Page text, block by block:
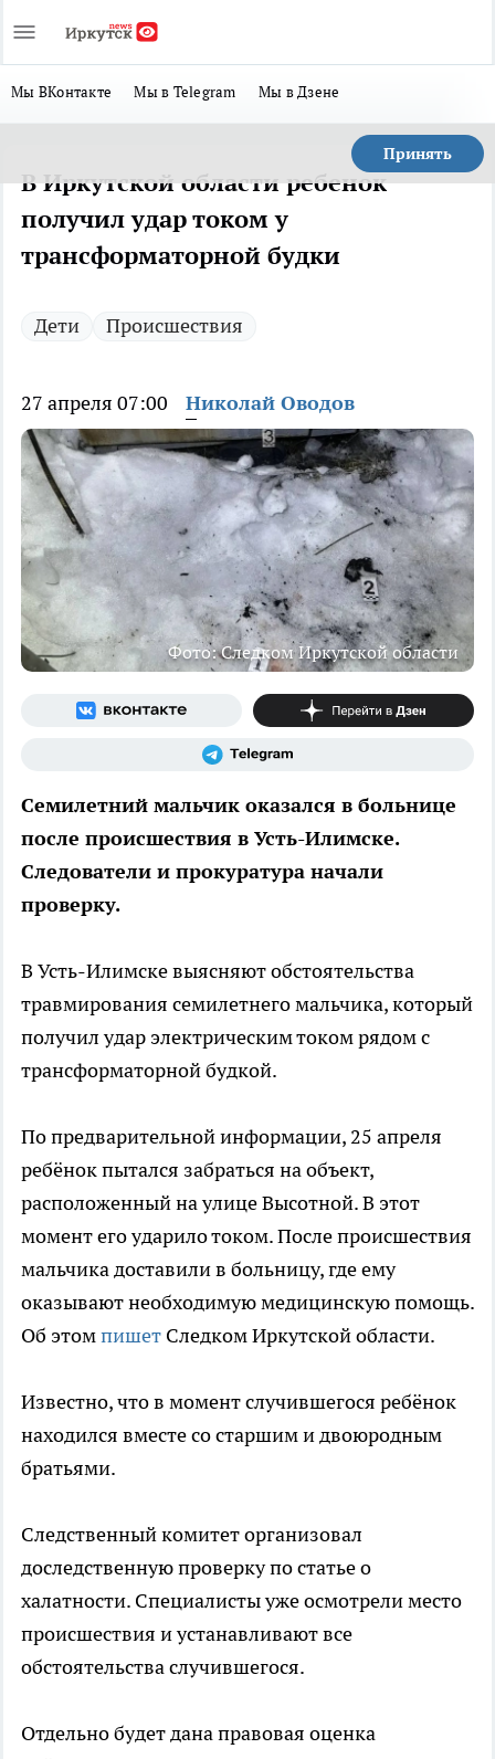
Мы ВКонтакте Мы в Telegram Мы в Дзене
Принять
В Иркутской области ребенок
получил удар током у
трансформаторной будки
Дети Происшествия
27 апреля 07:00 Николай Оводов
Фото: Следком Иркутской области
Семилетний мальчик оказался в больнице
после происшествия в Усть-Илимске.
Следователи и прокуратура начали
проверку.
В Усть-Илимске выясняют обстоятельства
травмирования семилетнего мальчика, который
получил удар электрическим током рядом с
трансформаторной будкой.
По предварительной информации, 25 апреля
ребёнок пытался забраться на объект,
расположенный на улице Высотной. В этот
момент его ударило током. После происшествия
мальчика доставили в больницу, где ему
оказывают необходимую медицинскую помощь.
Об этомпишет Следком Иркутской области.
Известно, что в момент случившегося ребёнок
находился вместе со старшим и двоюродным
братьями.
Следственный комитет организовал
доследственную проверку по статье о
халатности. Специалисты уже осмотрели место
происшествия и устанавливают все
обстоятельства случившегося.
Отдельно будет дана правовая оценка